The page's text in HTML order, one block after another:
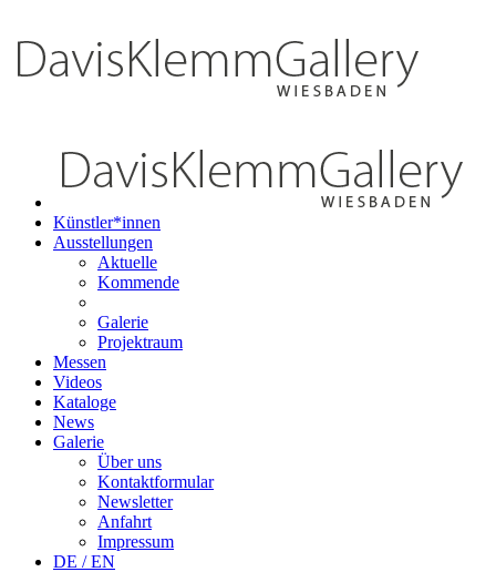
Künstler*innen
Ausstellungen
Aktuelle
Kommende
Galerie
Projektraum
Messen
Videos
Kataloge
News
Galerie
Über uns
Kontaktformular
Newsletter
Anfahrt
Impressum
DE / EN